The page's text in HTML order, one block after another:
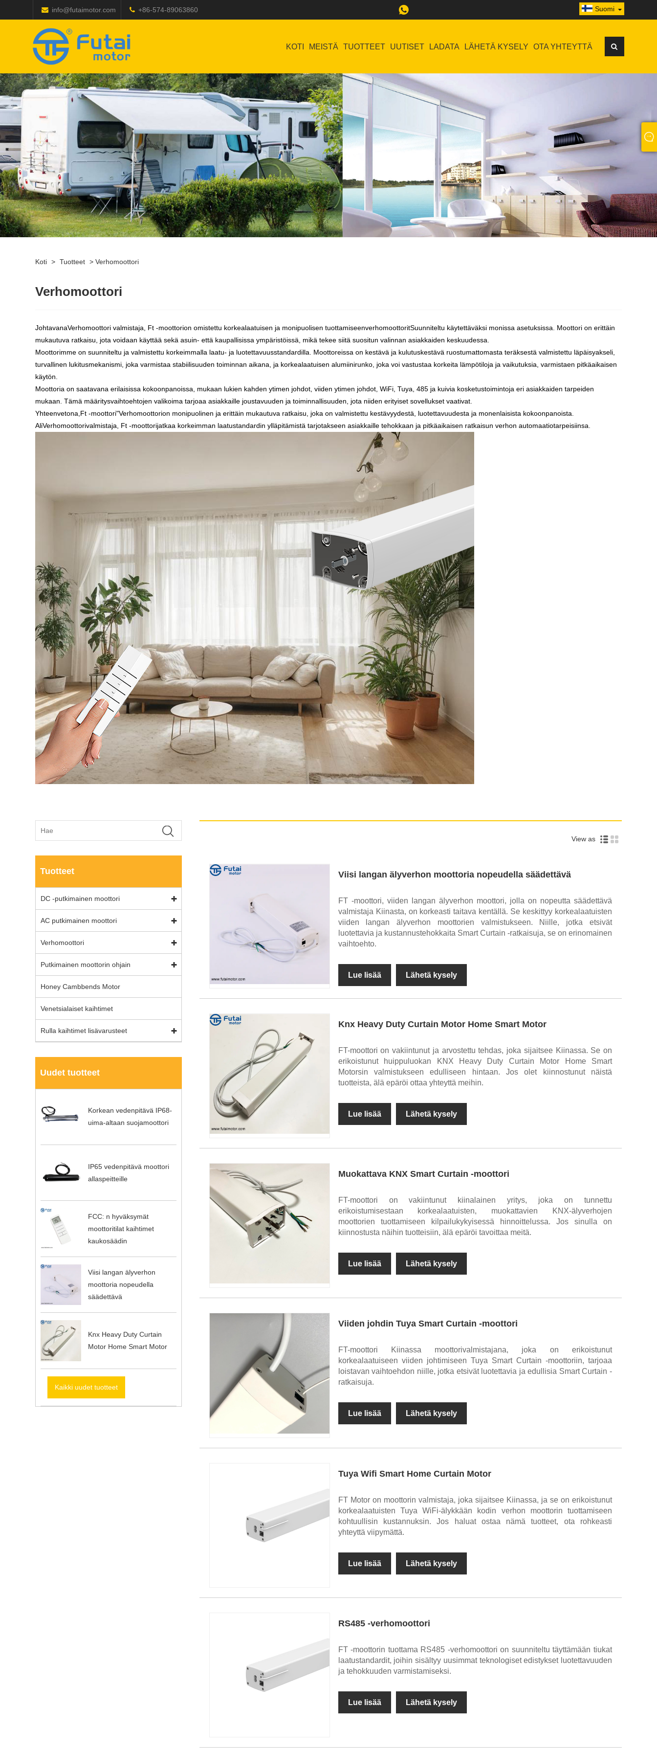
info@futaimotor.com +86-574-89063860 Suomi
KOTI MEISTÄ TUOTTEET UUTISET LADATA LÄHETÄ KYSELY OTA YHTEYTTÄ
Koti > Tuotteet > Verhomoottori
Verhomoottori
JohtavanaVerhomoottori valmistaja Ft -moottorion omistettu korkealaatuisen ja monipuolisen tuottamiseenverhomoottoritSuunniteltu käytettäväksi monissa asetuksissa. Moottori on erittäin
mukautuva ratkaisu, jota voidaan käyttää sekä asuin- että kaupallisissa ympäristöissä, mikä tekee siitä suositun valinnan asiakkaiden keskuudessa.
Moottorimme on suunniteltu ja valmistettu korkeimmalla laatu- ja luotettavuusstandardilla. Moottoreissa on kestävä ja kulutuskestävä ruostumattomasta teräksestä valmistettu läpäisyakseli,
turvallinen lukitusmekanismi, joka varmistaa stabiilisuuden toiminnan aikana, ja korkealaatuisen alumiinirunko, joka voi vastustaa korkeita lämpötiloja ja vaikutuksia, varmistaen pitkäaikaisen
käytön.
Moottoria on saatavana erilaisissa kokoonpanoissa, mukaan lukien kahden ytimen johdot, viiden ytimen johdot, WiFi, Tuya, 485 ja kuivia kosketustoimintoja eri asiakkaiden tarpeiden
mukaan. Tämä määritysvaihtoehtojen valikoima tarjoaa asiakkaille joustavuuden ja toiminnallisuuden, jota niiden erityiset sovellukset vaativat.
Yhteenvetona, Ft -moottori"Verhomoottorion monipuolinen ja erittäin mukautuva ratkaisu, joka on valmistettu kestävyydestä, luotettavuudesta ja monenlaisista kokoonpanoista.
AliVerhomoottorivalmistaja Ft -moottorijatkaa korkeimman laatustandardin ylläpitämistä tarjotakseen asiakkaille tehokkaan ja pitkäaikaisen ratkaisun verhon automaatiotarpeisiinsa.
Tuotteet
DC -putkimainen moottori
AC putkimainen moottori
Verhomoottori
Putkimainen moottorin ohjain
Honey Cambbends Motor
Venetsialaiset kaihtimet
Rulla kaihtimet lisävarusteet
Uudet tuotteet
Korkean vedenpitävä IP68-
uima-altaan suojamoottori
IP65 vedenpitävä moottori
allaspeitteille
FCC: n hyväksymät
moottoritilat kaihtimet
kaukosäädin
Viisi langan älyverhon
moottoria nopeudella
säädettävä
Knx Heavy Duty Curtain
Motor Home Smart Motor
Kaikki uudet tuotteet
View as
Viisi langan älyverhon moottoria nopeudella säädettävä
FT -moottori, viiden langan älyverhon moottori, jolla on nopeutta säädettävä
valmistaja Kiinasta, on korkeasti taitava kentällä. Se keskittyy korkealaatuisten
viiden langan älyverhon moottorien valmistukseen. Niille, jotka etsivät
luotettavia ja kustannustehokkaita Smart Curtain -ratkaisuja, se on erinomainen
vaihtoehto. ​
Lue lisää Lähetä kysely
Knx Heavy Duty Curtain Motor Home Smart Motor
FT-moottori on vakiintunut ja arvostettu tehdas, joka sijaitsee Kiinassa. Se on
erikoistunut huippuluokan KNX Heavy Duty Curtain Motor Home Smart
Motorsin valmistukseen edulliseen hintaan. Jos olet kiinnostunut näistä
tuotteista, älä epäröi ottaa yhteyttä meihin.
Lue lisää Lähetä kysely
Muokattava KNX Smart Curtain -moottori
FT-moottori on vakiintunut kiinalainen yritys, joka on tunnettu
erikoistumisestaan korkealaatuisten, muokattavien KNX-älyverhojen
moottorien tuottamiseen kilpailukykyisessä hinnoittelussa. Jos sinulla on
kiinnostusta näihin tuotteisiin, älä epäröi tavoittaa meitä.
Lue lisää Lähetä kysely
Viiden johdin Tuya Smart Curtain -moottori
FT-moottori Kiinassa moottorivalmistajana, joka on erikoistunut
korkealaatuiseen viiden johtimiseen Tuya Smart Curtain -moottoriin, tarjoaa
loistavan vaihtoehdon niille, jotka etsivät luotettavia ja edullisia Smart Curtain -
ratkaisuja.
Lue lisää Lähetä kysely
Tuya Wifi Smart Home Curtain Motor
FT Motor on moottorin valmistaja, joka sijaitsee Kiinassa, ja se on erikoistunut
korkealaatuisten Tuya WiFi-älykkään kodin verhon moottorin tuottamiseen
kohtuullisin kustannuksin. Jos haluat ostaa nämä tuotteet, ota rohkeasti
yhteyttä viipymättä.
Lue lisää Lähetä kysely
RS485 -verhomoottori
FT -moottorin tuottama RS485 -verhomoottori on suunniteltu täyttämään tiukat
laatustandardit, joihin sisältyy uusimmat teknologiset edistykset luotettavuuden
ja tehokkuuden varmistamiseksi.
Lue lisää Lähetä kysely